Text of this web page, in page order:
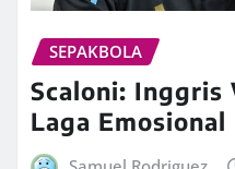
SEPAKBOLA
Scaloni: Inggris
Laga Emosional